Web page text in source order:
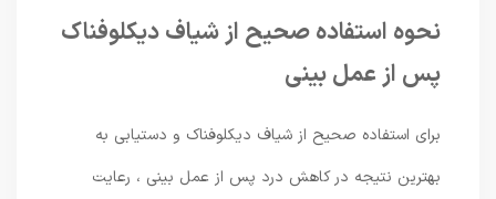
نحوه استفاده صحیح از شیاف دیکلوفناک
پس از عمل بینی
برای استفاده صحیح از شیاف دیکلوفناک و دستیابی به
بهترین نتیجه در کاهش درد پس از عمل بینی ، رعایت